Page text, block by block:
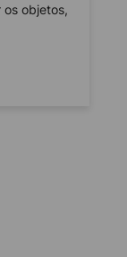
objetos,